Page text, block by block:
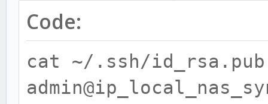
Code:
cat ~/.ssh/